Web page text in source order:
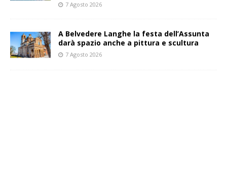
7 Agosto 2026
A Belvedere Langhe la festa dell’Assunta
darà spazio anche a pittura e scultura
7 Agosto 2026